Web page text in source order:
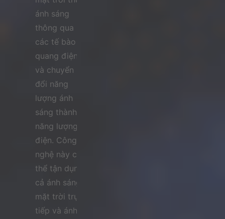
ánh sáng
thông qua
các tế bào
quang điện
và chuyển
đổi năng
lượng ánh
sáng thành
năng lượng
điện. Công
nghệ này có
thể tận dụng
cả ánh sáng
mặt trời trực
tiếp và ánh